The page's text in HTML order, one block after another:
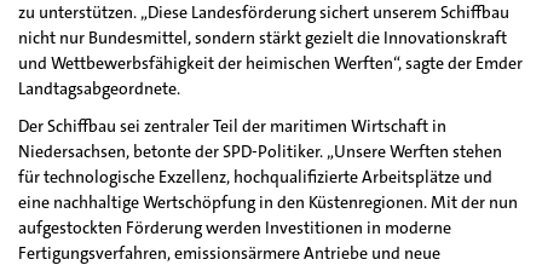
zu unterstützen. „Diese Landesförderung sichert unserem Schiffbau
nicht nur Bundesmittel, sondern stärkt gezielt die Innovationskraft
und Wettbewerbsfähigkeit der heimischen Werften“, sagte der Emder
Landtagsabgeordnete.
Der Schiffbau sei zentraler Teil der maritimen Wirtschaft in
Niedersachsen, betonte der SPD-Politiker. „Unsere Werften stehen
für technologische Exzellenz, hochqualifizierte Arbeitsplätze und
eine nachhaltige Wertschöpfung in den Küstenregionen. Mit der nun
aufgestockten Förderung werden Investitionen in moderne
Fertigungsverfahren, emissionsärmere Antriebe und neue